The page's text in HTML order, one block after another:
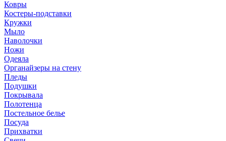
Ковры
Костеры-подставки
Кружки
Мыло
Наволочки
Ножи
Одеяла
Органайзеры на стену
Пледы
Подушки
Покрывала
Полотенца
Постельное белье
Посуда
Прихватки